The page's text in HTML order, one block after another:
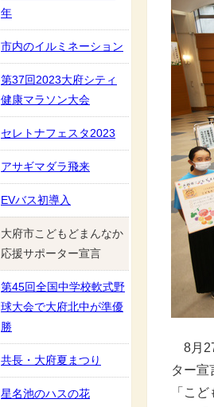
8月
ター宣
「こ
年
市内のイルミネーション
第37回2023大府シティ
健康マラソン大会
セレトナフェスタ2023
アサギマダラ飛来
EVバス初導入
大府市こどもどまんなか
応援サポーター宣言
第45回全国中学校軟式野
球大会で大府北中が準優
勝
共長・大府夏まつり
星名池のハスの花